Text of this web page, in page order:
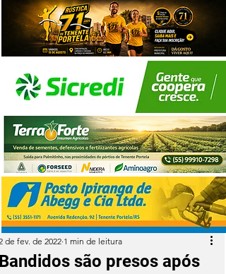
são presos após
de fev. de 2022 1 min de leitura